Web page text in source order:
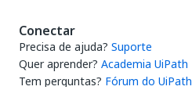
Conectar
Precisa de ajuda? Suporte
Quer aprender? Academia UiPath
Tem perguntas? Fórum do UiPath